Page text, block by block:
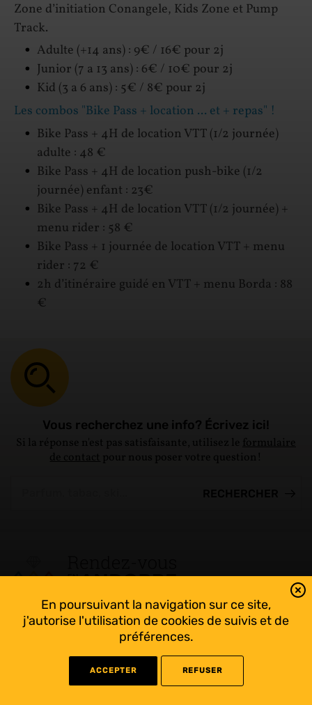
En poursuivant la navigation sur ce site,
j'autorise l'utilisation de cookies de suivis et de
préférences.
ACCEPTER REFUSER
Zone d’initiation Conangele, Kids Zone et Pump
Track.
Adulte (+14 ans) : 9€ / 16€ pour 2j
Junior (7 a 13 ans) : 6€ / 10€ pour 2j
Kid (3 a 6 ans) : 5€ / 8€ pour 2j
Les combos "Bike Pass + location ... et + repas" !
Bike Pass + 4H de location VTT (1/2 journée)
adulte : 48 €
Bike Pass + 4H de location push-bike (1/2
journée) enfant : 23€
Bike Pass + 4H de location VTT (1/2 journée) +
menu rider : 58 €
Bike Pass + 1 journée de location VTT + menu
rider : 72 €
2h d’itinéraire guidé en VTT + menu Borda : 88
€
Vous recherchez une info? Écrivez ici!
Si la réponse n'est pas satisfaisante, utilisez le formulaire
de contact pour nous poser votre question!
Tout suivre sur l’Andorre!
Facebook